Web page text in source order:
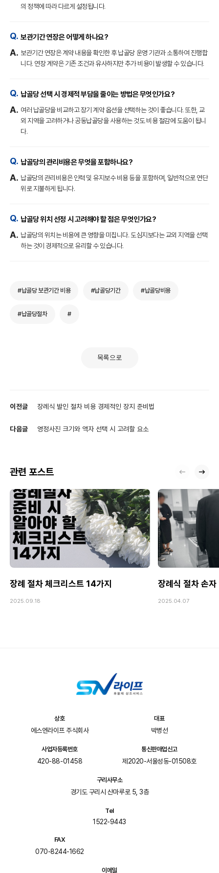
의 정책에 따라 다르게 설정됩니다.
보관기간 연장은 어떻게 하나요?
보관기간 연장은 계약 내용을 확인한 후 납골당 운영 기관과 소통하여 진행합
니다. 연장 계약은 기존 조건과 유사하지만 추가 비용이 발생할 수 있습니다.
납골당 선택 시 경제적 부담을 줄이는 방법은 무엇인가요?
여러 납골당을 비교하고 장기 계약 옵션을 선택하는 것이 좋습니다. 또한, 교
외 지역을 고려하거나 공동납골당을 사용하는 것도 비용 절감에 도움이 됩니
다.
납골당의 관리비용은 무엇을 포함하나요?
납골당의 관리비용은 인력 및 유지보수 비용 등을 포함하며, 일반적으로 연단
위로 지불하게 됩니다.
납골당 위치 선정 시 고려해야 할 점은 무엇인가요?
납골당의 위치는 비용에 큰 영향을 미칩니다. 도심지보다는 교외 지역을 선택
하는 것이 경제적으로 유리할 수 있습니다.
#납골당 보관기간 비용 #납골당기간 #납골당비용
#납골당절차 #
목록으로
이전글 장례식 발인 절차 비용 경제적인 장지 준비법
다음글 영정사진 크기와 액자 선택 시 고려할 요소
관련 포스트
장례 절차 체크리스트 14가지
2025.09.18
장례식 절차 손
2025.04.07
상호
에스엔라이프 주식회사
대표
박병선
사업자등록번호
420-88-01458
통신판매업신고
제2020-서울성동-01508호
구리사무소
경기도 구리시 산마루로 5, 3층
Tel
1522-9443
FAX
070-8244-1662
이메일